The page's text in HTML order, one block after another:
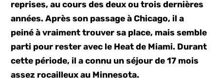
reprises, au cours des deux ou trois dernières
années. Après son passage à Chicago, il a
peiné à vraiment trouver sa place, mais semble
parti pour rester avec le Heat de Miami. Durant
cette période, il a connu un séjour de 17 mois
assez rocailleux au Minnesota.